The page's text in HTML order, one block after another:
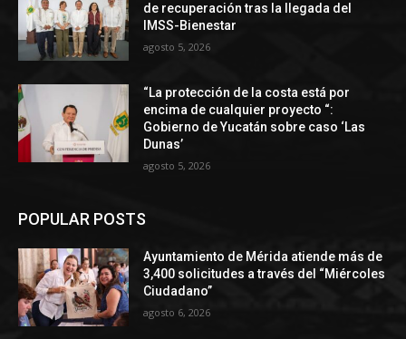
de recuperación tras la llegada del
IMSS-Bienestar
agosto 5, 2026
“La protección de la costa está por
encima de cualquier proyecto “:
Gobierno de Yucatán sobre caso ‘Las
Dunas’
agosto 5, 2026
POPULAR POSTS
Ayuntamiento de Mérida atiende más de
3,400 solicitudes a través del “Miércoles
Ciudadano”
agosto 6, 2026